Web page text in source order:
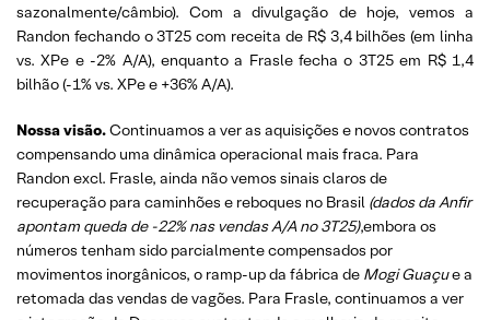
sazonalmente/câmbio). Com a divulgação de hoje, vemos a
Randon fechando o 3T25 com receita de R$ 3,4 bilhões (em linha
vs. XPe e -2% A/A), enquanto a Frasle fecha o 3T25 em R$ 1,4
bilhão (-1% vs. XPe e +36% A/A).
Nossa visão.Continuamos a ver as aquisições e novos contratos
compensando uma dinâmica operacional mais fraca. Para
Randon excl. Frasle, ainda não vemos sinais claros de
recuperação para caminhões e reboques no Brasil (dados da Anfir
apontam queda de -22% nas vendas A/A no 3T25),embora os
números tenham sido parcialmente compensados por
movimentos inorgânicos, o ramp-up da fábrica de Mogi Guaçue a
retomada das vendas de vagões. Para Frasle, continuamos a ver